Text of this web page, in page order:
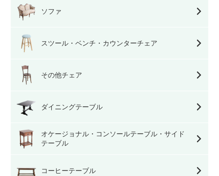
ソファ
スツール・ベンチ・カウンターチェア
その他チェア
ダイニングテーブル
オケージョナル・コンソールテーブル・サイド
テーブル
コーヒーテーブル